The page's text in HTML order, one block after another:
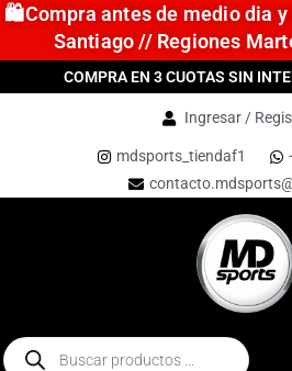
🛍️Compra antes de medio dia y
Santiago // Regiones
COMPRA EN 3 CUOTAS SIN
Ingresar /
mdsports_tiendaf1